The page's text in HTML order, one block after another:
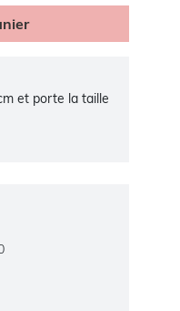
et porte la taille